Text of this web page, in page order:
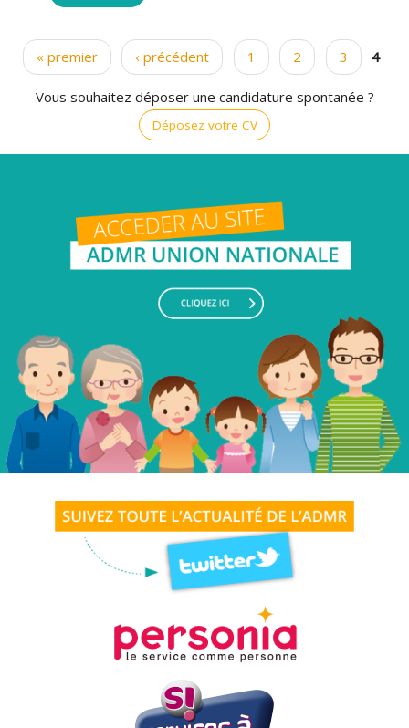
Pages« premier ‹ précédent 1 2 3 4
Vous souhaitez déposer une candidature spontanée ?
Déposez votre CV